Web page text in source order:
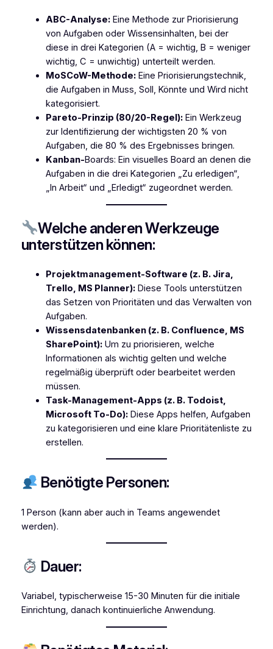
ABC-Analyse:Eine Methode zur Priorisierung
von Aufgaben oder Wissensinhalten, bei der
diese in drei Kategorien (A = wichtig, B = weniger
wichtig, C = unwichtig) unterteilt werden.
MoSCoW-Methode:Eine Priorisierungstechnik,
die Aufgaben in Muss, Soll, Könnte und Wird nicht
kategorisiert.
Pareto-Prinzip (80/20-Regel):Ein Werkzeug
zur Identifizierung der wichtigsten 20 % von
Aufgaben, die 80 % des Ergebnisses bringen.
Kanban-Boards: Ein visuelles Board an denen die
Aufgaben in die drei Kategorien „Zu erledigen“,
„In Arbeit“ und „Erledigt“ zugeordnet werden.
Welche anderen Werkzeuge
unterstützen können:
Projektmanagement-Software (z. B. Jira,
Trello, MS Planner):Diese Tools unterstützen
das Setzen von Prioritäten und das Verwalten von
Aufgaben.
Wissensdatenbanken (z. B. Confluence, MS
SharePoint):Um zu priorisieren, welche
Informationen als wichtig gelten und welche
regelmäßig überprüft oder bearbeitet werden
müssen.
Task-Management-Apps (z. B. Todoist,
Microsoft To-Do):Diese Apps helfen, Aufgaben
zu kategorisieren und eine klare Prioritätenliste zu
erstellen.
Benötigte Personen:
1 Person (kann aber auch in Teams angewendet
werden).
Dauer:
Variabel, typischerweise 15-30 Minuten für die initiale
Einrichtung, danach kontinuierliche Anwendung.